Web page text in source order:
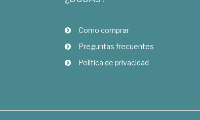
Como comprar
Preguntas frecuentes
Política de privacidad